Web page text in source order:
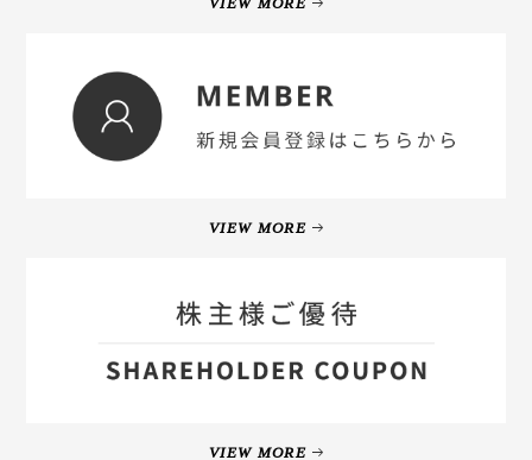
VIEW MORE
VIEW MORE